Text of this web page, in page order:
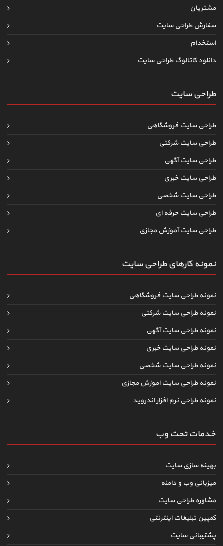
مشتریان
سفارش طراحی سایت
استخدام
دانلود کاتالوگ طراحی سایت
طراحی سایت
طراحی سایت فروشگاهی
طراحی سایت شرکتی
طراحی سایت آگهی
طراحی سایت خبری
طراحی سایت شخصی
طراحی سایت حرفه ای
طراحی سایت آموزش مجازی
نمونه کارهای طراحی سایت
نمونه طراحی سایت فروشگاهی
نمونه طراحی سایت شرکتی
نمونه طراحی سایت آگهی
نمونه طراحی سایت خبری
نمونه طراحی سایت شخصی
نمونه طراحی سایت آموزش مجازی
نمونه طراحی نرم افزار اندروید
خدمات تحت وب
بهینه سازی سایت
میزبانی وب و دامنه
مشاوره طراحی سایت
کمپین تبلیغات اینترنتی
پشتیبانی سایت